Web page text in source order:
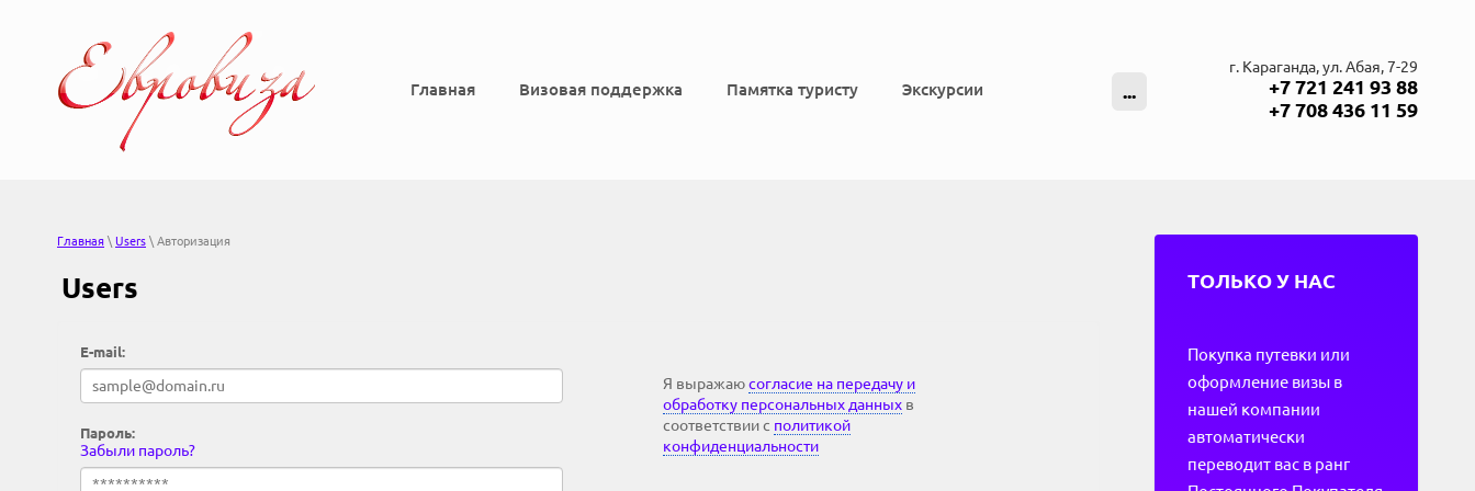
Главная Визовая поддержка Памятка туристу Экскурсии ...
г. Караганда, ул. Абая, 7-29
+7 721 241 93 88
+7 708 436 11 59
Главная \ Users \ Авторизация
Users
E-mail:
Пароль:
Забыли пароль?
Я выражаюсогласие на передачу и
обработку персональных данных в
соответствии с политикой
конфиденциальности
ТОЛЬКО У НАС
Покупка путевки или
оформление визы в
нашей компании
автоматически
переводит вас в ранг